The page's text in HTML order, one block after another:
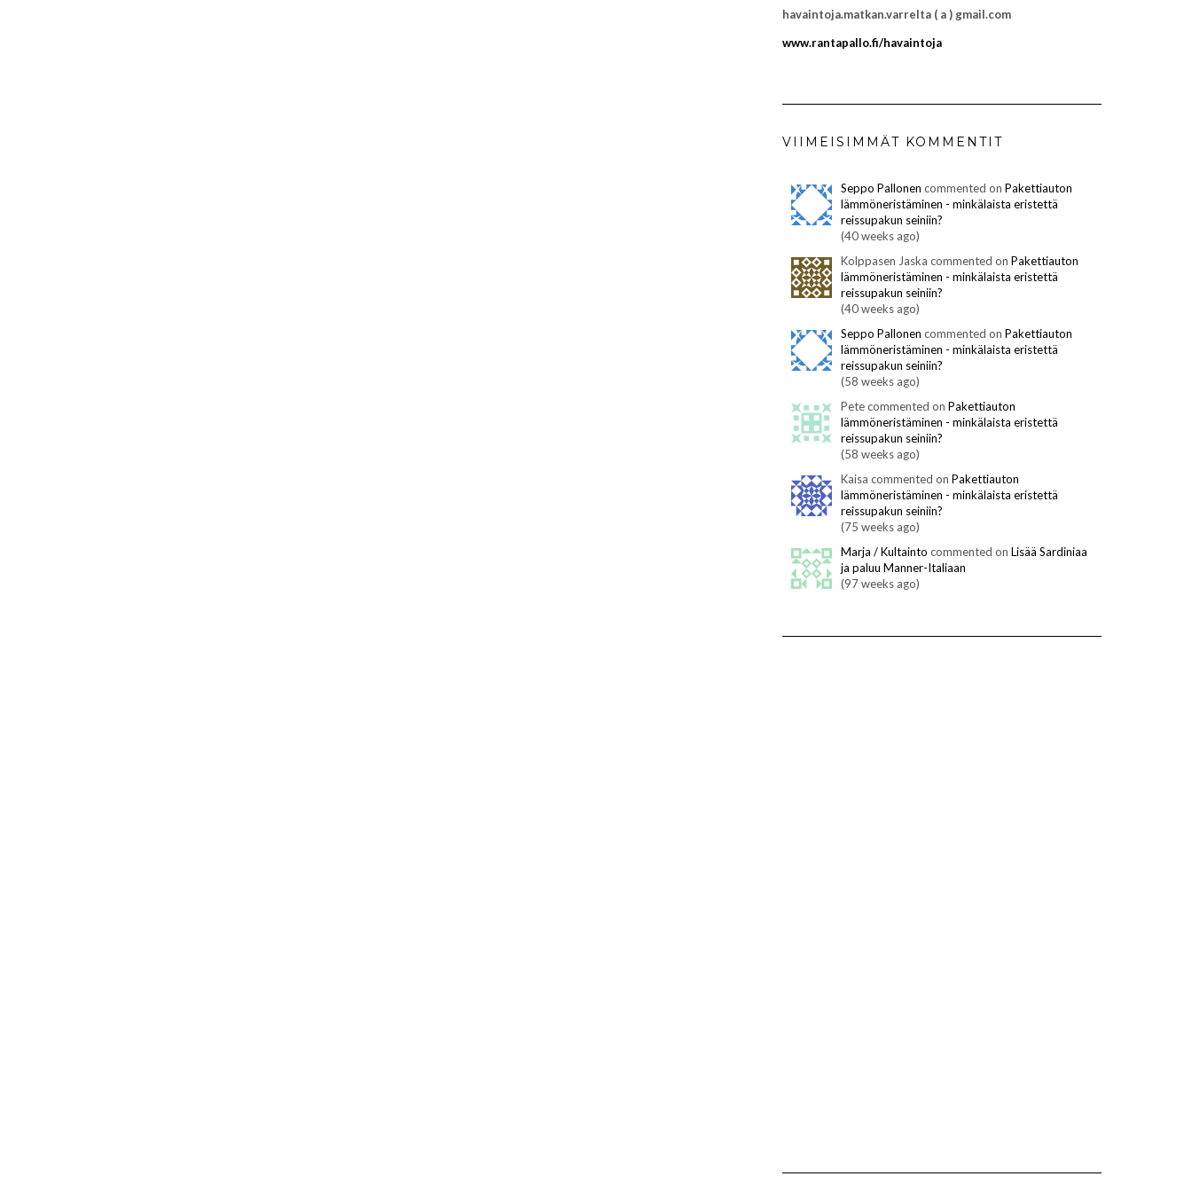
havaintoja.matkan.varrelta ( a ) gmail.com
www.rantapallo.fi/havaintoja
VIIMEISIMMÄT KOMMENTIT
Seppo Pallonen commented on Pakettiauton
lämmöneristäminen - minkälaista eristettä
reissupakun seiniin?
(40 weeks ago)
Kolppasen Jaska commented on Pakettiauton
lämmöneristäminen - minkälaista eristettä
reissupakun seiniin?
(40 weeks ago)
Seppo Pallonen commented on Pakettiauton
lämmöneristäminen - minkälaista eristettä
reissupakun seiniin?
(58 weeks ago)
Pete commented on Pakettiauton
lämmöneristäminen - minkälaista eristettä
reissupakun seiniin?
(58 weeks ago)
Kaisa commented on Pakettiauton
lämmöneristäminen - minkälaista eristettä
reissupakun seiniin?
(75 weeks ago)
Marja / Kultainto commented on Lisää Sardiniaa
ja paluu Manner-Italiaan
(97 weeks ago)